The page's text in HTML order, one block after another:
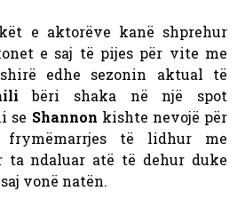
e aktorëve kanë shprehur
e saj të pijes për vite me
edhe sezonin aktual të
bëri shaka në një spot
se Shannon kishte nevojë për
të lidhur me
ta ndaluar atë të dehur duke
vonë natën.